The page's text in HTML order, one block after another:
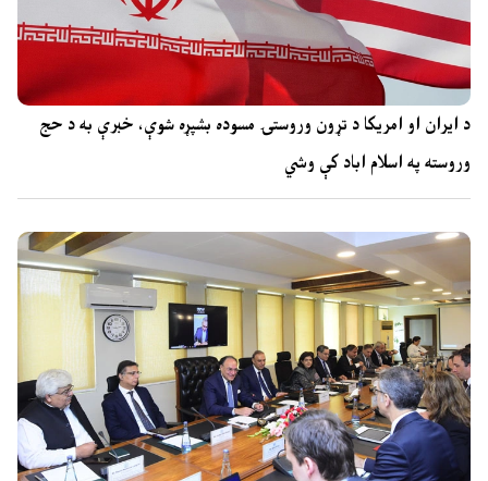
د ایران او امریکا د تړون وروستۍ مسوده بشپړه شوې، خبرې به د حج
وروسته په اسلام اباد کې وشي